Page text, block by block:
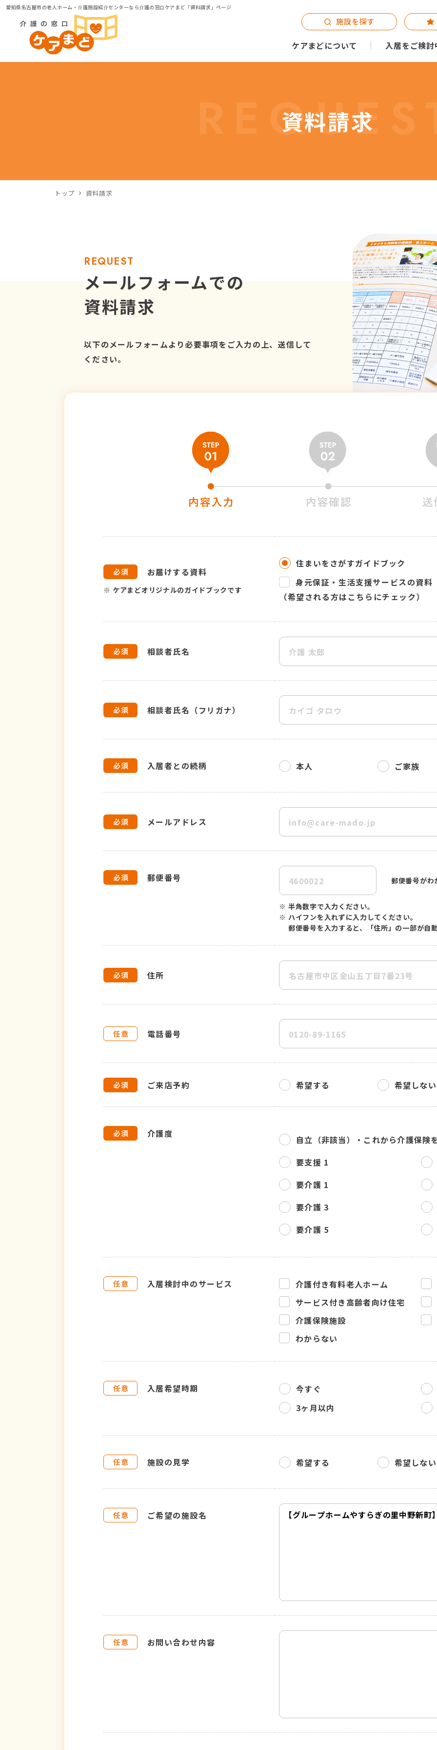
愛知県名古屋市の老人ホーム・介護施設紹介センターなら介護の窓口ケアまど「資料請求」ページ
ケアまどについて 入居をご検
施設を探す
資料請求
トップ 資料請求
REQUEST
メールフォームでの
資料請求
以下のメールフォームより必要事項をご入力の上、送信して
ください。
お届けする資料
※ ケアまどオリジナルのガイドブックです
住まいをさがすガイドブック
身元保証・生活支援サービスの資料
（希望される方はこちらにチェック）
相談者氏名
相談者氏名（フリガナ）
入居者との続柄 本人 ご家族
メールアドレス
郵便番号 郵便番号がわ
※ 半角数字で入力ください。
※ ハイフンを入れずに入力してください。
郵便番号を入力すると、「住所」の一部が自
住所
電話番号
ご来店予約 希望する 希望しない
介護度
自立（非該当）・ これから介護保険
要支援 1
要介護 1
要介護 3
要介護 5
入居検討中のサービス
介護付き有料老人ホーム
サービス付き高齢者向け住宅
介護保険施設
わからない
入居希望時期
今すぐ
3ヶ月以内
施設の見学 希望する 希望しない
ご希望の施設名
お問い合わせ内容